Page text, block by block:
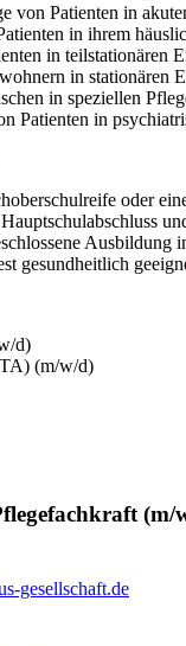
von Patienten in
in ihrem
in teilstationären
in stationären
in speziellen
Patienten in
oder
Ausbildung
gesundheitlich
d)
(m/w/d)
(m/
gesellschaft.de